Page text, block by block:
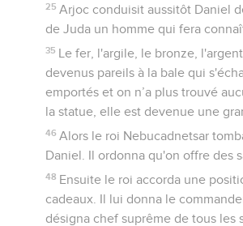
25 Arjoc conduisit aussitôt Daniel
de Juda un homme qui fera
35
Le fer, l'argile, le bronze,
devenus pareils à la bale qui
emportés et on n’a plus trouvé
la statue, elle est devenue une
46 Alors le roi Nebucadnetsar
Daniel. Il ordonna qu'on offre des
48 Ensuite le roi accorda une
cadeaux. Il lui donna le
désigna chef suprême de tous les